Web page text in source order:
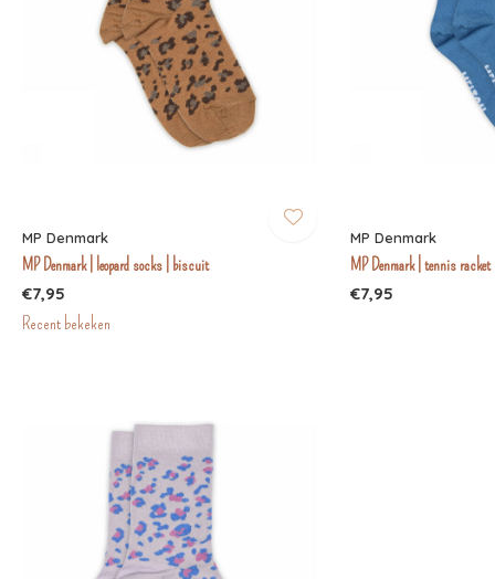
MP Denmark
MP Denmark | leopard socks | biscuit
€7,95
MP Denmark
MP Denmark | tennis
€7,95
Recent bekeken